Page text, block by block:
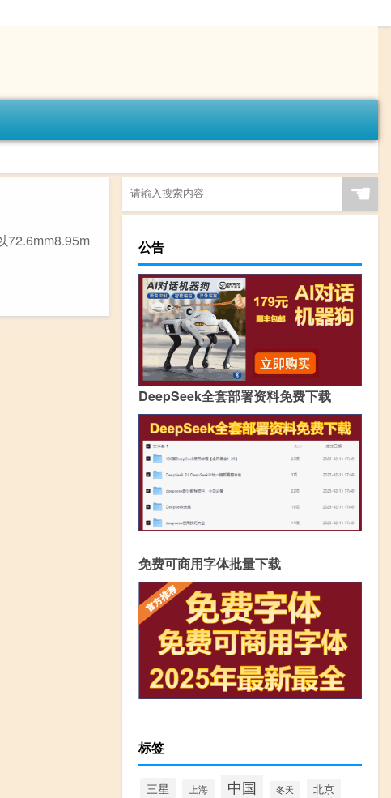
72.6mm8.95m
☚
公告
DeepSeek全套部署资料免费下载
免费可商用字体批量下载
标签
三星 上海 中国 冬天 北京